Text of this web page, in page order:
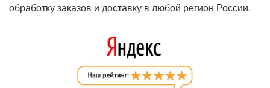
обработку заказов и доставку в любой регион России.